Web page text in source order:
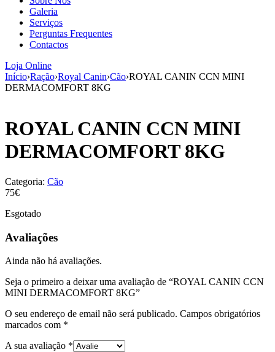
Galeria
Serviços
Perguntas Frequentes
Contactos
Loja Online
Início›Ração›Royal Canin›Cão›ROYAL CANIN CCN MINI
DERMACOMFORT 8KG
ROYAL CANIN CCN MINI
DERMACOMFORT 8KG
Categoria: Cão
75€
Esgotado
Avaliações
Ainda não há avaliações.
Seja o primeiro a deixar uma avaliação de “ROYAL CANIN CCN
MINI DERMACOMFORT 8KG”
O seu endereço de email não será publicado. Campos obrigatórios
marcados com *
A sua avaliação *
aumenta a
probabilidade
de ver
conteúdo e
ofertas